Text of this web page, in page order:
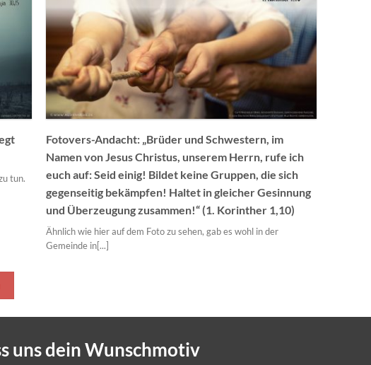
tun.
Fotovers-Andacht: „Brüder und Schwestern, im
Namen von Jesus Christus, unserem Herrn, rufe ich
euch auf: Seid einig! Bildet keine Gruppen, die sich
gegenseitig bekämpfen! Haltet in gleicher Gesinnung
und Überzeugung zusammen!“ (1. Korinther 1,10)
Ähnlich wie hier auf dem Foto zu sehen, gab es wohl in der
Gemeinde in[...]
uns dein Wunschmotiv